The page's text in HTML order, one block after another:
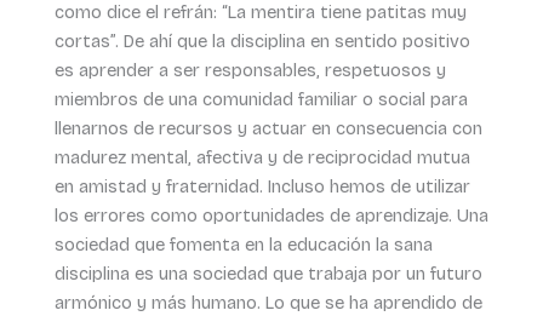
como dice el refrán: “La mentira tiene patitas muy
cortas”. De ahí que la disciplina en sentido positivo
es aprender a ser responsables, respetuosos y
miembros de una comunidad familiar o social para
llenarnos de recursos y actuar en consecuencia con
madurez mental, afectiva y de reciprocidad mutua
en amistad y fraternidad. Incluso hemos de utilizar
los errores como oportunidades de aprendizaje. Una
sociedad que fomenta en la educación la sana
disciplina es una sociedad que trabaja por un futuro
armónico y más humano. Lo que se ha aprendido de